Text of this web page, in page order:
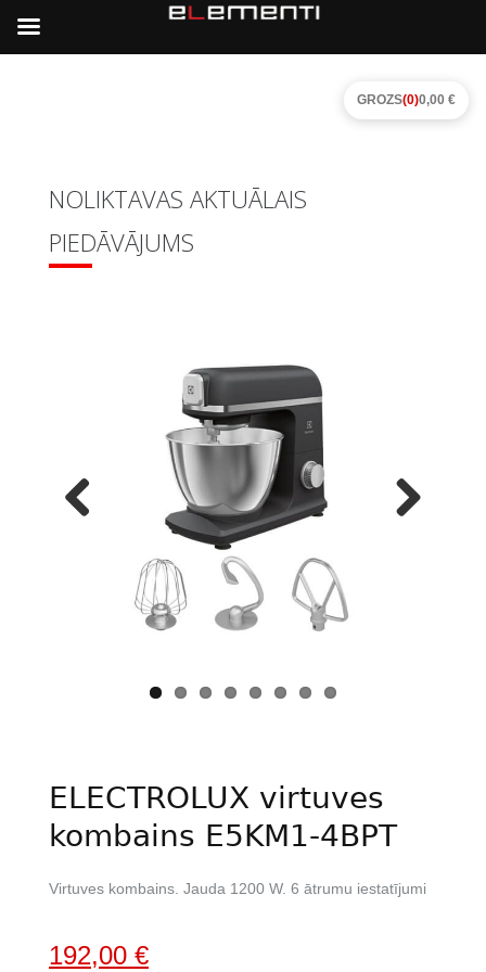
NOLIKTAVAS AKTUĀLAIS
PIEDĀVĀJUMS
ELECTROLUX virtuves
kombains E5KM1-4BPT
Virtuves kombains. Jauda 1200 W. 6 ātrumu iestatījumi
Original
192,00 €Current
GROZS(0)0,00 €